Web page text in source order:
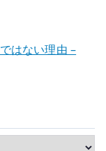
はない理由 –